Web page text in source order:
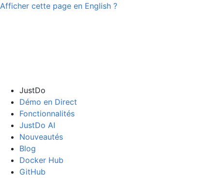
Afficher cette page en English ?
JustDo
Démo en Direct
Fonctionnalités
JustDo AI
Nouveautés
Blog
Docker Hub
GitHub